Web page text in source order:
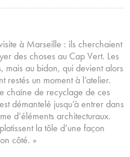
à Marseille : ils cherchaient
des choses au Cap Vert. Les
mais au bidon, qui devient alors
restés un moment à l’atelier.
chaîne de recyclage de ces
démantelé jusqu’à entrer dans
d’éléments architecturaux.
la tôle d’une façon
côté. »